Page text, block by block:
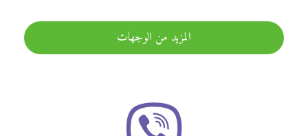
المزيد من الوجهات